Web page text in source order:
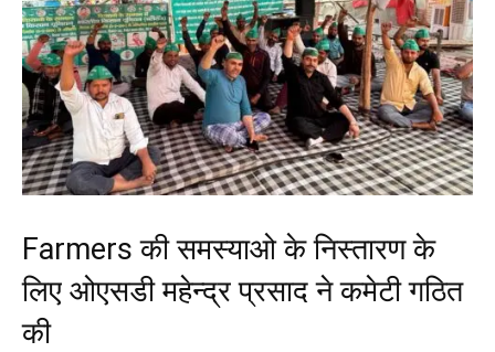
Farmers की समस्याओ के निस्तारण के
लिए ओएसडी महेन्द्र प्रसाद ने कमेटी गठित
की